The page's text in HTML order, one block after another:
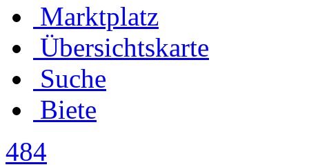
Marktplatz
Übersichtskarte
Suche
Biete
484